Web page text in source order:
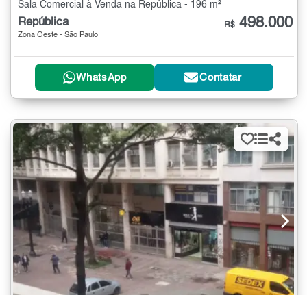
Sala Comercial à Venda na República - 196 m²
República
Zona Oeste - São Paulo
R$ 498.000
WhatsApp Contatar